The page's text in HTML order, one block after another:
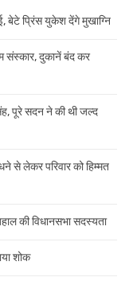
बेटे प्रिंस युकेश देंगे मुखाग्नि
संस्कार, दुकानें बंद कर
पूरे सदन ने की थी जल्द
से लेकर परिवार को हिम्मत
की विधानसभा सदस्यता
शोक